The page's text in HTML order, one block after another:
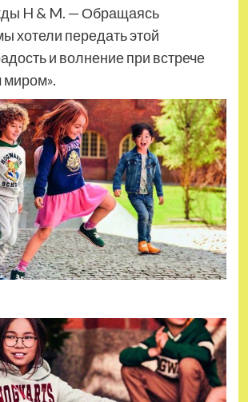
H & M. — Обращаясь
хотели передать этой
и волнение при встрече